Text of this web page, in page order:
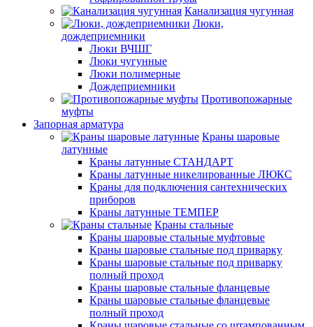
Канализация чугунная
Люки,
дождеприемники
Люки ВЧШГ
Люки чугунные
Люки полимерные
Дождеприемники
Противопожарные
муфты
Запорная арматура
Краны шаровые
латунные
Краны латунные СТАНДАРТ
Краны латунные никелированные ЛЮКС
Краны для подключения сантехнических
приборов
Краны латунные ТЕМПЕР
Краны стальные
Краны шаровые стальные муфтовые
Краны шаровые стальные под приварку
Краны шаровые стальные под приварку
полный проход
Краны шаровые стальные фланцевые
Краны шаровые стальные фланцевые
полный проход